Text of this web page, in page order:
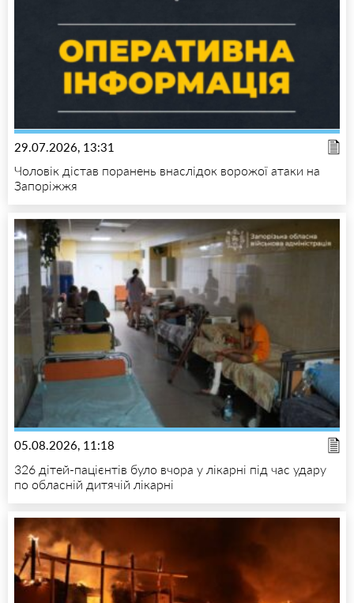
29.07.2026, 13:31
Чоловік дістав поранень внаслідок ворожої атаки на
Запоріжжя
05.08.2026, 11:18
326 дітей-пацієнтів було вчора у лікарні під час удару
по обласній дитячій лікарні